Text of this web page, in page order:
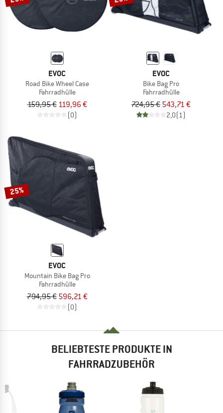
EVOC
Road Bike Wheel Case
Fahrradhülle
159,95 € 119,96 €
(0)
EVOC
Bike Bag Pro
Fahrradhülle
724,95 € 543,71 €
2,0(1)
25%
EVOC
Mountain Bike Bag Pro
Fahrradhülle
794,95 € 596,21 €
(0)
BELIEBTESTE PRODUKTE IN
FAHRRADZUBEHÖR